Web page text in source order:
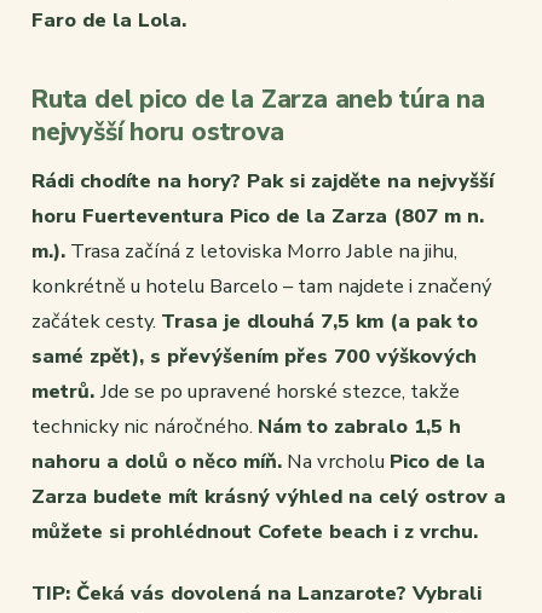
Faro de la Lola.
Ruta del pico de la Zarza aneb túra na
nejvyšší horu ostrova
Rádi chodíte na hory? Pak si zajděte na nejvyšší
horu Fuerteventura Pico de la Zarza (807 m n.
m.). Trasa začíná z letoviska Morro Jable na jihu,
konkrétně u hotelu Barcelo – tam najdete i značený
začátek cesty. Trasa je dlouhá 7,5 km (a pak to
samé zpět), s převýšením přes 700 výškových
metrů. Jde se po upravené horské stezce, takže
technicky nic náročného. Nám to zabralo 1,5 h
nahoru a dolů o něco míň. Na vrcholu Pico de la
Zarza budete mít krásný výhled na celý ostrov a
můžete si prohlédnout Cofete beach i z vrchu.
TIP: Čeká vás dovolená na Lanzarote? Vybrali